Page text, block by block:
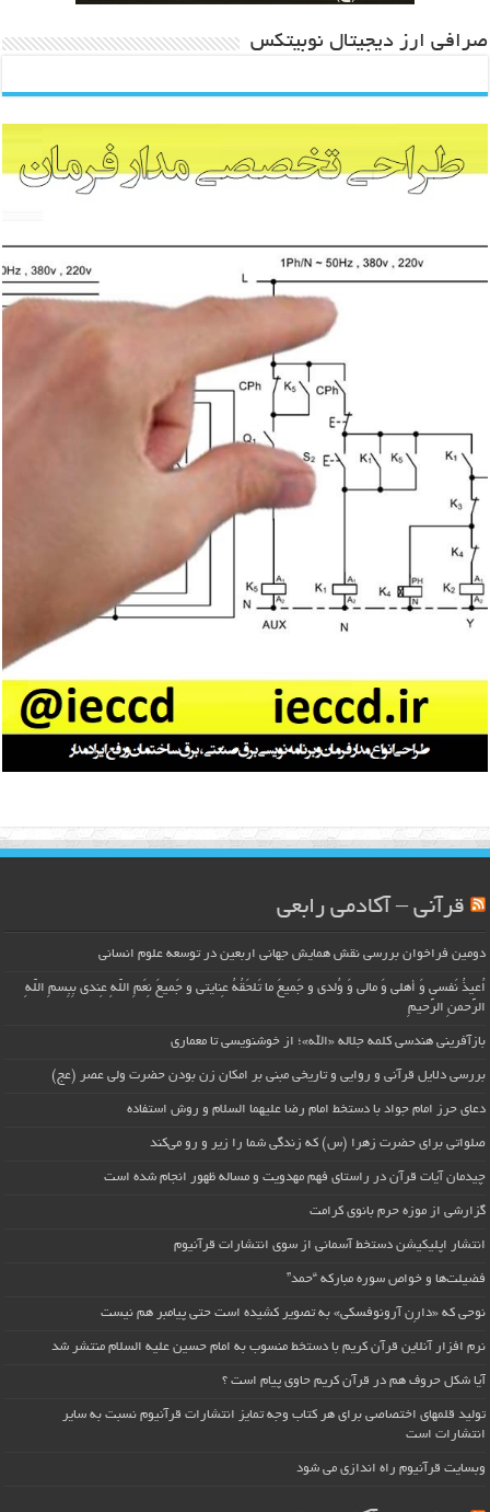
صرافی ارز دیجیتال نوبیتکس
قرآنی – آکادمی رابعی
دومین فراخوان بررسی نقش همایش جهانی اربعین در توسعه علوم انسانی
اُعیذُ نَفسی وَ أهلی وَ مالی وَ وُلدی و جَمیعَ ما تَلحَقُهُ عِنایتی و جَمیعَ نِعَمِ اللّهِ عِندی بِبِسمِ اللّهِ
الرَّحمنِ الرَّحیمِ
بازآفرینی هندسی کلمه جلاله «الله»؛ از خوشنویسی تا معماری
بررسی دلایل قرآنی و روایی و تاریخی مبنی بر امکان زن بودن حضرت ولی عصر (عج)
دعای حرز امام جواد با دستخط امام رضا علیهما السلام و روش استفاده
صلواتی برای حضرت زهرا (س) که زندگی شما را زیر و رو می‌کند
چیدمان آیات قرآن در راستای فهم مهدویت و مساله ظهور انجام شده است
گزارشی از موزه حرم بانوی کرامت
انتشار اپلیکیشن دستخط آسمانی از سوی انتشارات قرآنیوم
فضیلت‌ها و خواص سوره مبارکه “حمد”
نوحی که «دارِن آرونوفسکی» به تصویر کشیده است حتی پیامبر هم نیست
نرم افزار آنلاین قرآن کریم با دستخط منسوب به امام حسین علیه السلام منتشر شد
آیا شکل حروف هم در قرآن کریم حاوی پیام است ؟
تولید قلمهای اختصاصی برای هر کتاب وجه تمایز انتشارات قرآنیوم نسبت به سایر
انتشارات است
وبسایت قرآنیوم راه اندازی می شود